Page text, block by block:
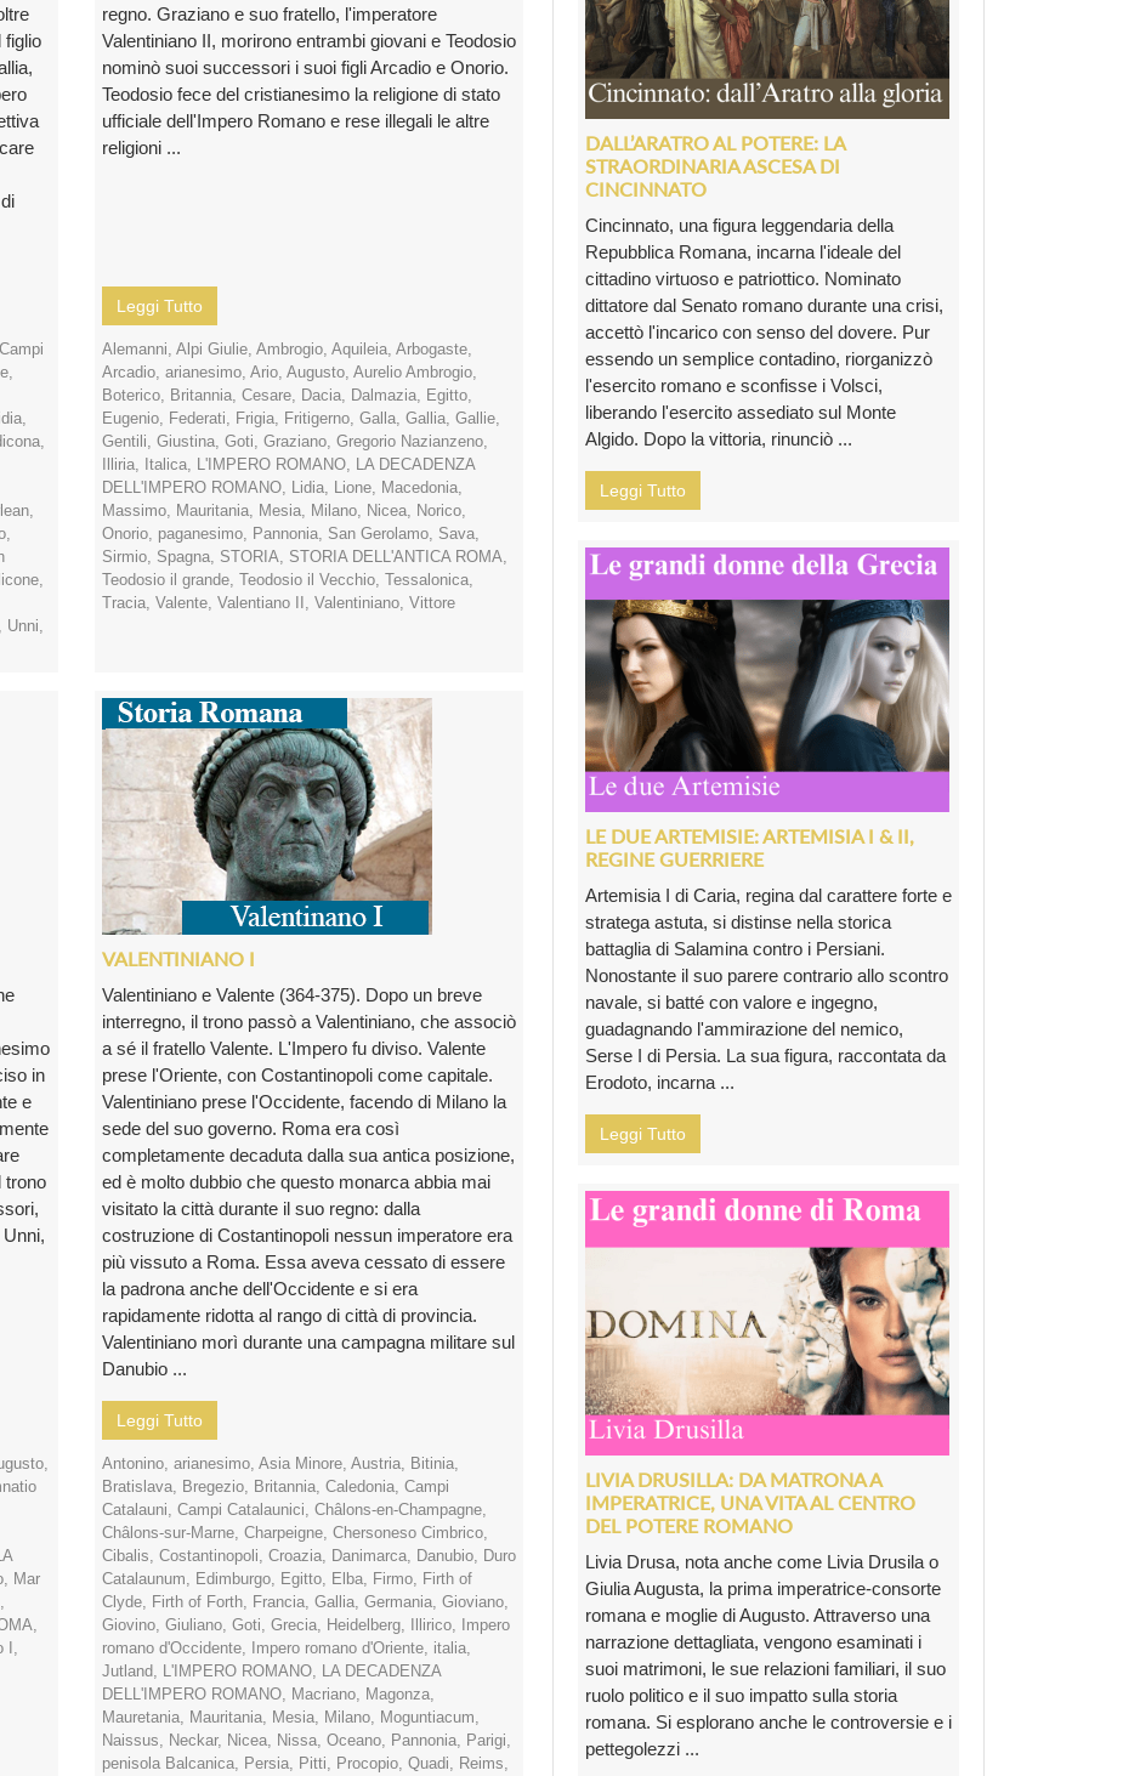
figlio
Campi
,
,
,
,
,
,
, Unni,
regno. Graziano e suo fratello, l'imperatore
Valentiniano II, morirono entrambi giovani e Teodosio
nominò suoi successori i suoi figli Arcadio e Onorio.
Teodosio fece del cristianesimo la religione di stato
ufficiale dell'Impero Romano e rese illegali le altre
religioni ...
Leggi Tutto
Alemanni, Alpi Giulie, Ambrogio, Aquileia, Arbogaste,
Arcadio, arianesimo, Ario, Augusto, Aurelio Ambrogio,
Boterico, Britannia, Cesare, Dacia, Dalmazia, Egitto,
Eugenio, Federati, Frigia, Fritigerno, Galla, Gallia, Gallie,
Gentili, Giustina, Goti, Graziano, Gregorio Nazianzeno,
Illiria, Italica, L'IMPERO ROMANO, LA DECADENZA
DELL'IMPERO ROMANO, Lidia, Lione, Macedonia,
Massimo, Mauritania, Mesia, Milano, Nicea, Norico,
Onorio, paganesimo, Pannonia, San Gerolamo, Sava,
Sirmio, Spagna, STORIA, STORIA DELL'ANTICA ROMA,
Teodosio il grande, Teodosio il Vecchio, Tessalonica,
Tracia, Valente, Valentiano II , Valentiniano, Vittore
in
e
trono
,
, Mar
,
,
,
VALENTINIANO I
Valentiniano e Valente (364-375). Dopo un breve
interregno, il trono passò a Valentiniano, che associò
a sé il fratello Valente. L'Impero fu diviso. Valente
prese l'Oriente, con Costantinopoli come capitale.
Valentiniano prese l'Occidente, facendo di Milano la
sede del suo governo. Roma era così
completamente decaduta dalla sua antica posizione,
ed è molto dubbio che questo monarca abbia mai
visitato la città durante il suo regno: dalla
costruzione di Costantinopoli nessun imperatore era
più vissuto a Roma. Essa aveva cessato di essere
la padrona anche dell'Occidente e si era
rapidamente ridotta al rango di città di provincia.
Valentiniano morì durante una campagna militare sul
Danubio ...
Leggi Tutto
Antonino, arianesimo, Asia Minore, Austria, Bitinia,
Bratislava, Bregezio, Britannia, Caledonia, Campi
Catalauni, Campi Catalaunici, Châlons-en-Champagne,
Châlons-sur-Marne, Charpeigne, Chersoneso Cimbrico,
Cibalis, Costantinopoli, Croazia, Danimarca, Danubio, Duro
Catalaunum, Edimburgo, Egitto, Elba, Firmo, Firth of
Clyde, Firth of Forth, Francia, Gallia, Germania, Gioviano,
Giovino, Giuliano, Goti, Grecia, Heidelberg, Illirico,
Impero
romano d'Occidente, Impero romano d'Oriente, italia,
Jutland, L'IMPERO ROMANO, LA DECADENZA
DELL'IMPERO ROMANO, Macriano, Magonza,
Mauretania, Mauritania, Mesia, Milano, Moguntiacum,
Naissus, Neckar, Nicea, Nissa, Oceano, Pannonia, Parigi,
penisola Balcanica, Persia, Pitti, Procopio, Quadi, Reims,
DALL’ARATRO AL POTERE: LA
STRAORDINARIA ASCESA DI
CINCINNATO
Cincinnato, una figura leggendaria della
Repubblica Romana, incarna l'ideale del
cittadino virtuoso e patriottico. Nominato
dittatore dal Senato romano durante una crisi,
accettò l'incarico con senso del dovere. Pur
essendo un semplice contadino, riorganizzò
l'esercito romano e sconfisse i Volsci,
liberando l'esercito assediato sul Monte
Algido. Dopo la vittoria, rinunciò ...
Leggi Tutto
LE DUE ARTEMISIE: ARTEMISIA I & II,
REGINE GUERRIERE
Artemisia I di Caria, regina dal carattere forte e
stratega astuta, si distinse nella storica
battaglia di Salamina contro i Persiani.
Nonostante il suo parere contrario allo scontro
navale, si batté con valore e ingegno,
guadagnando l'ammirazione del nemico,
Serse I di Persia. La sua figura, raccontata da
Erodoto, incarna ...
Leggi Tutto
LIVIA DRUSILLA: DA MATRONA A
IMPERATRICE, UNA VITA AL CENTRO
DEL POTERE ROMANO
Livia Drusa, nota anche come Livia Drusila o
Giulia Augusta, la prima imperatrice-consorte
romana e moglie di Augusto. Attraverso una
narrazione dettagliata, vengono esaminati i
suoi matrimoni, le sue relazioni familiari, il suo
ruolo politico e il suo impatto sulla storia
romana. Si esplorano anche le controversie e i
pettegolezzi ...